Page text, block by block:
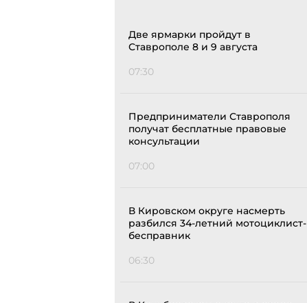
Две ярмарки пройдут в
Ставрополе 8 и 9 августа
07:30
Предприниматели Ставрополя
получат бесплатные правовые
консультации
07:00
В Кировском округе насмерть
разбился 34-летний мотоциклист-
бесправник
06:30